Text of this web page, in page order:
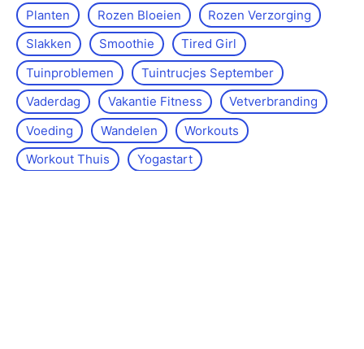
Planten
Rozen Bloeien
Rozen Verzorging
Slakken
Smoothie
Tired Girl
Tuinproblemen
Tuintrucjes September
Vaderdag
Vakantie Fitness
Vetverbranding
Voeding
Wandelen
Workouts
Workout Thuis
Yoga­start